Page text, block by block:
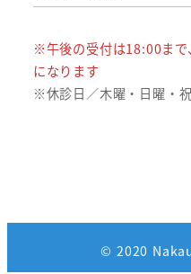
※午後の受付は18:00ま
になります
※休診日／木曜・日曜・
© 2020